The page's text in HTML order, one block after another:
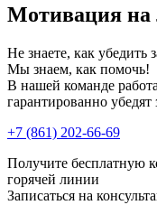
Мотивация на
Не знаете, как убедить
Мы знаем, как помочь!
В нашей команде
гарантированно убедят
+7 (861) 202-66-69
Получите бесплатную
горячей линии
Записаться на